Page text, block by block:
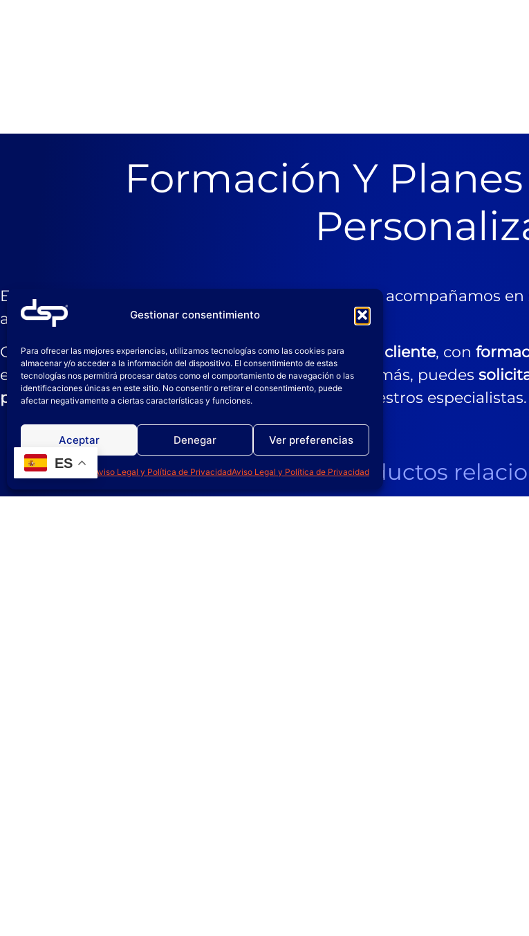
Gestionar consentimiento
Para ofrecer las mejores experiencias, utilizamos tecnologías como las cookies para
almacenar y/o acceder a la información del dispositivo. El consentimiento de estas
tecnologías nos permitirá procesar datos como el comportamiento de navegación o las
identificaciones únicas en este sitio. No consentir o retirar el consentimiento, puede
afectar negativamente a ciertas características y funciones.
Aceptar Denegar Ver preferencias
Política de cookies Aviso Legal y Política de PrivacidadAviso Legal y Política de Privacidad
Formación Y
En DSP no solo fabricamos productos, también te acompañamos en
aplicación.
Ofrecemosplanes de actuación adaptados a cada cliente, con
el uso seguro y eficaz de nuestros productos. Además, puedes
personalizadaspara tu equipo, impartidas por nuestros especialistas.
Productos
ES